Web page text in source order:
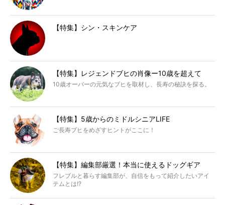
【特集】シン・スキンケア
【特集】レジェンドブヒの肖像ー10歳を超えて
10歳オーバーの元気なブヒを取材し、長寿の秘訣を探る。
【特集】5歳からのミドルシニアLIFE
ご長寿ブヒをめざすヒントがここに！
【特集】編集部厳選！本当に使えるドッグギア
フレブルと暮らす編集部が、自信をもって紹介したいアイ
テムとは!?